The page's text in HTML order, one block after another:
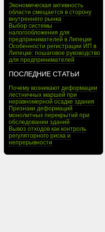
Экономическая активность
области смещается в сторону
внутреннего рынка
Выбор системы
налогообложения для
предпринимателей в Липецке
Особенности регистрации ИП в
Липецке: пошаговое руководство
для предпринимателей
ПОСЛЕДНИЕ СТАТЬИ
Почему возникают деформации
лестничных маршей при
неравномерной осадке здания
Признаки деформаций
монолитных перекрытий при
обследовании зданий
Вывоз отходов как контроль
регуляторного риска и
непрерывности